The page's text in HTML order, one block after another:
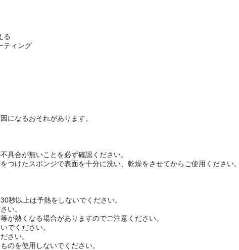
る
になるおそれがあります。
具合が無いことを必ず確認ください。
秒以上は予熱をしないでください。
い。
が熱くなる場合がありますのでご注意ください。
でください。
さい。